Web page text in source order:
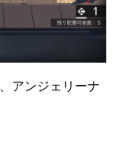
アンジェリーナ